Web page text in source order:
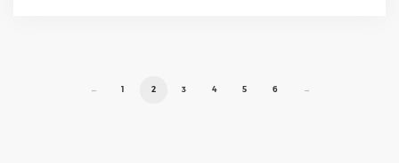
← 1 2 3 4 5 6 →